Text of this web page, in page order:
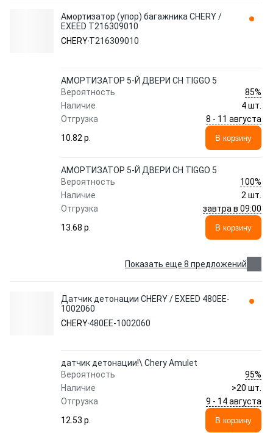
Амортизатор (упор) багажника CHERY /
EXEED T216309010
CHERYT216309010
АМОРТИЗАТОР 5-Й ДВЕРИ CH TIGGO 5
Вероятность
85%
Наличие
4 шт.
Отгрузка
8 - 11 августа
10.82 p.
В корзину
АМОРТИЗАТОР 5-Й ДВЕРИ CH TIGGO 5
Вероятность
100%
Наличие
2 шт.
Отгрузка
завтра в 09:00
13.68 p.
В корзину
Показать еще 8 предложений
Датчик детонации CHERY / EXEED 480EE-
1002060
CHERY480EE-1002060
датчик детонации!\ Chery Amulet
Вероятность
95%
Наличие
>20 шт.
Отгрузка
9 - 14 августа
12.53 p.
В корзину